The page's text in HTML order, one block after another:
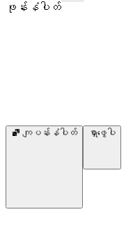
ဖုန်းနံပါတ်
ကျပန်းနံပါတ် ရှာဖွေပါ